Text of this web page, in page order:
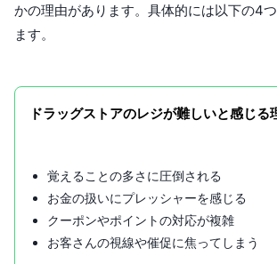
かの理由があります。具体的には以下の4
ます。
ドラッグストアのレジが難しいと感じる
覚えることの多さに圧倒される
お金の扱いにプレッシャーを感じる
クーポンやポイントの対応が複雑
お客さんの視線や催促に焦ってしまう